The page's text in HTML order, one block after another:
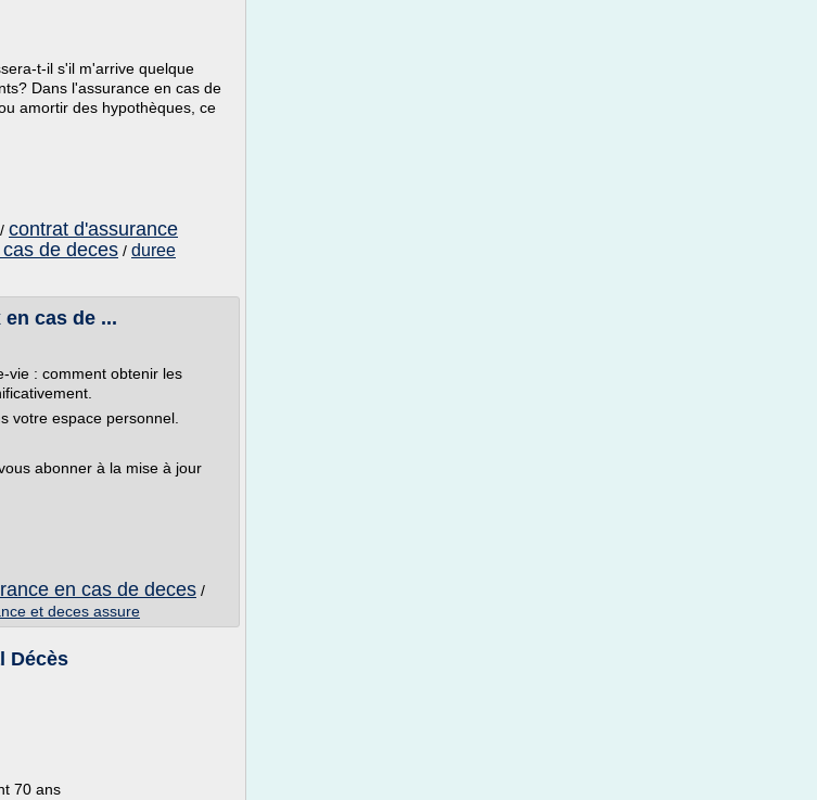
t-il s'il m'arrive quelque
Dans l'assurance en cas de
amortir des hypothèques, ce
/ contrat d'assurance
de deces / duree
cas de ...
vie : comment obtenir les
votre espace personnel.
abonner à la mise à jour
en cas de deces /
et deces assure
Décès
70 ans